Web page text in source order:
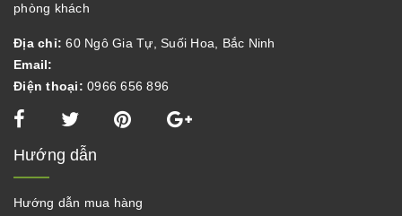
phòng khách
Địa chỉ: 60 Ngô Gia Tự, Suối Hoa, Bắc Ninh
Email:
Điện thoại: 0966 656 896
Hướng dẫn
Hướng dẫn mua hàng